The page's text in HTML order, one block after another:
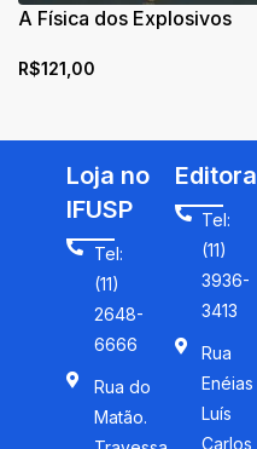
A Física dos Explosivos
R$121,00
Loja no
IFUSP
Tel:
(11)
2648-
6666
Rua do
Matão.
Editora
Tel:
(11)
3936-
3413
Rua
Enéias
Luís
Carlos